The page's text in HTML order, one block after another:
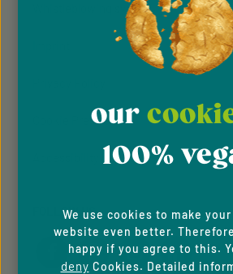
Whistleblowing system
Cookie Preferences
FOLLOW US
our
100%
We use cookies to make
website even better.
happy if you agree to this.
deny Cookies. Detailed